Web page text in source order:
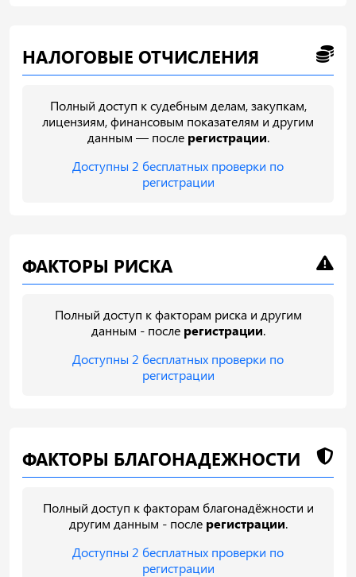
НАЛОГОВЫЕ ОТЧИСЛЕНИЯ
Полный доступ к судебным делам, закупкам,
лицензиям, финансовым показателям и другим
данным — после регистрации.
Доступны 2 бесплатных проверки по
регистрации
ФАКТОРЫ РИСКА
Полный доступ к факторам риска и другим
данным - после регистрации.
Доступны 2 бесплатных проверки по
регистрации
ФАКТОРЫ БЛАГОНАДЕЖНОСТИ
Полный доступ к факторам благонадёжности и
другим данным - после регистрации.
Доступны 2 бесплатных проверки по
регистрации